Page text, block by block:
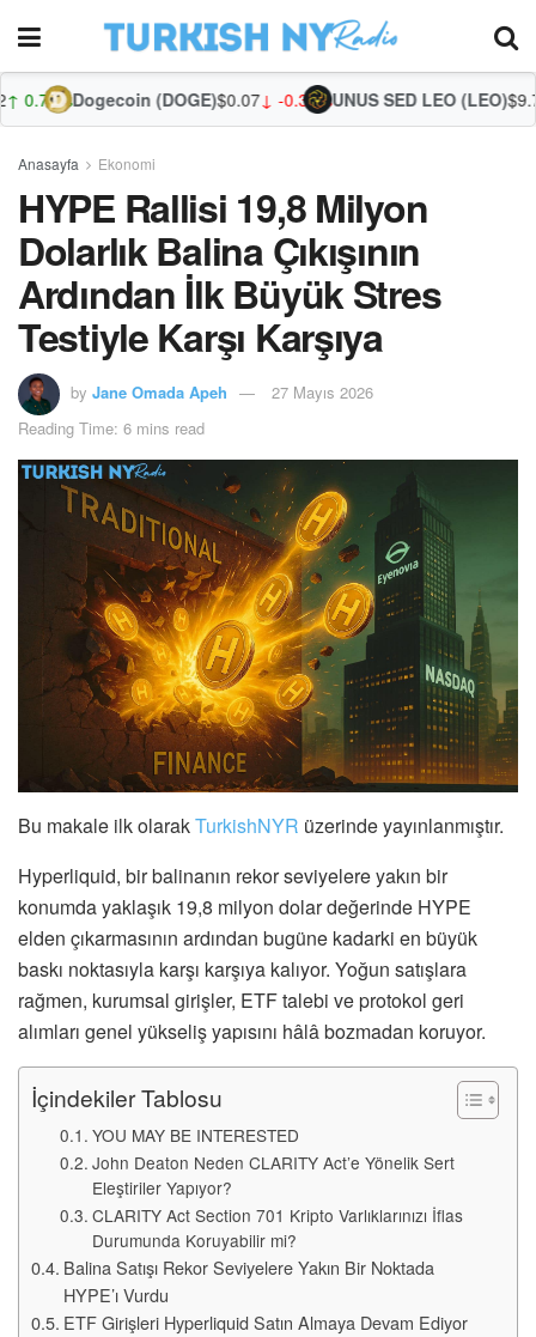
(DOGE)$0.07↓ -0.31%UNUS SED LEO (LEO)$9.75↑ 0.44%
Anasayfa Ekonomi
HYPE Rallisi 19,8 Milyon
Dolarlık Balina Çıkışının
Ardından İlk Büyük Stres
Testiyle Karşı Karşıya
by Jane Omada Apeh
27 Mayıs 2026
Reading Time: 6 mins read
Bu makale ilk olarakTurkishNYR üzerinde yayınlanmıştır.
Hyperliquid, bir balinanın rekor seviyelere yakın bir
konumda yaklaşık 19,8 milyon dolar değerinde HYPE
elden çıkarmasının ardından bugüne kadarki en büyük
baskı noktasıyla karşı karşıya kalıyor. Yoğun satışlara
rağmen, kurumsal girişler, ETF talebi ve protokol geri
alımları genel yükseliş yapısını hâlâ bozmadan koruyor.
İçindekiler Tablosu
YOU MAY BE INTERESTED
John Deaton Neden CLARITY Act’e Yönelik Sert
Eleştiriler Yapıyor?
CLARITY Act Section 701 Kripto Varlıklarınızı İflas
Durumunda Koruyabilir mi?
Balina Satışı Rekor Seviyelere Yakın Bir Noktada
HYPE’ı Vurdu
ETF Girişleri Hyperliquid Satın Almaya Devam Ediyor